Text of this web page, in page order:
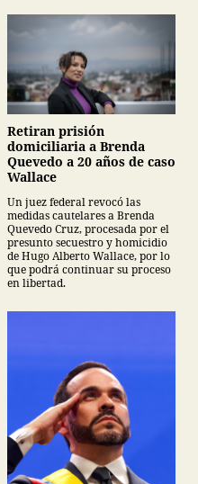
Retiran prisión
domiciliaria a Brenda
Quevedo a 20 años de caso
Wallace
Un juez federal revocó las
medidas cautelares a Brenda
Quevedo Cruz, procesada por el
presunto secuestro y homicidio
de Hugo Alberto Wallace, por lo
que podrá continuar su proceso
en libertad.